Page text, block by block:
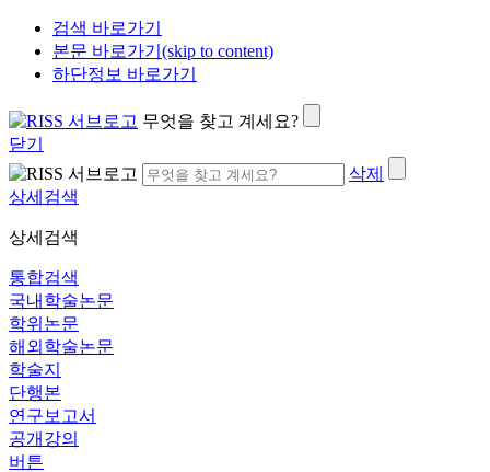
검색 바로가기
본문 바로가기(skip to content)
하단정보 바로가기
무엇을 찾고 계세요?
닫기
삭제
상세검색
상세검색
통합검색
국내학술논문
학위논문
해외학술논문
학술지
단행본
연구보고서
공개강의
버튼